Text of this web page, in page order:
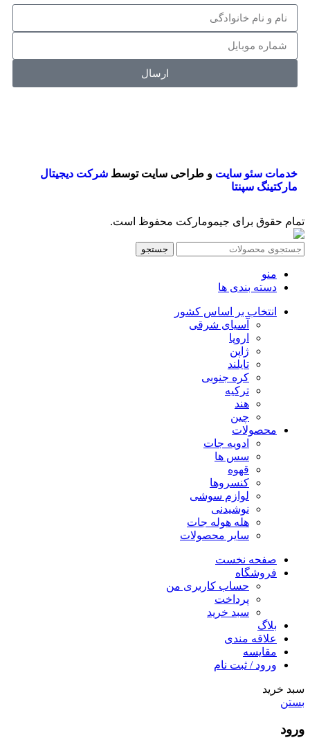
ارسال
خدمات سئو سایت و طراحی سایت توسط شرکت دیجیتال
مارکتینگ سپنتا
تمام حقوق برای جیمومارکت محفوظ است.
جستجو
منو
دسته بندی ها
انتخاب بر اساس کشور
آسیای شرقی
اروپا
ژاپن
تایلند
کره جنوبی
ترکیه
هند
چین
محصولات
ادویه جات
سس ها
قهوه
کنسروها
لوازم سوشی
نوشیدنی
هله هوله جات
سایر محصولات
صفحه نخست
فروشگاه
حساب کاربری من
پرداخت
سبد خرید
بلاگ
علاقه مندی
مقایسه
ورود / ثبت نام
سبد خرید
بستن
ورود